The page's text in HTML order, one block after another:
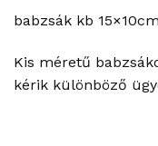
babzsák kb 15×10cm
Kis méretű
kérik különböző